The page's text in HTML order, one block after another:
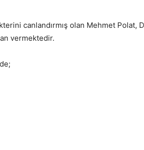
canlandırmış olan Mehmet Polat,
vermektedir.